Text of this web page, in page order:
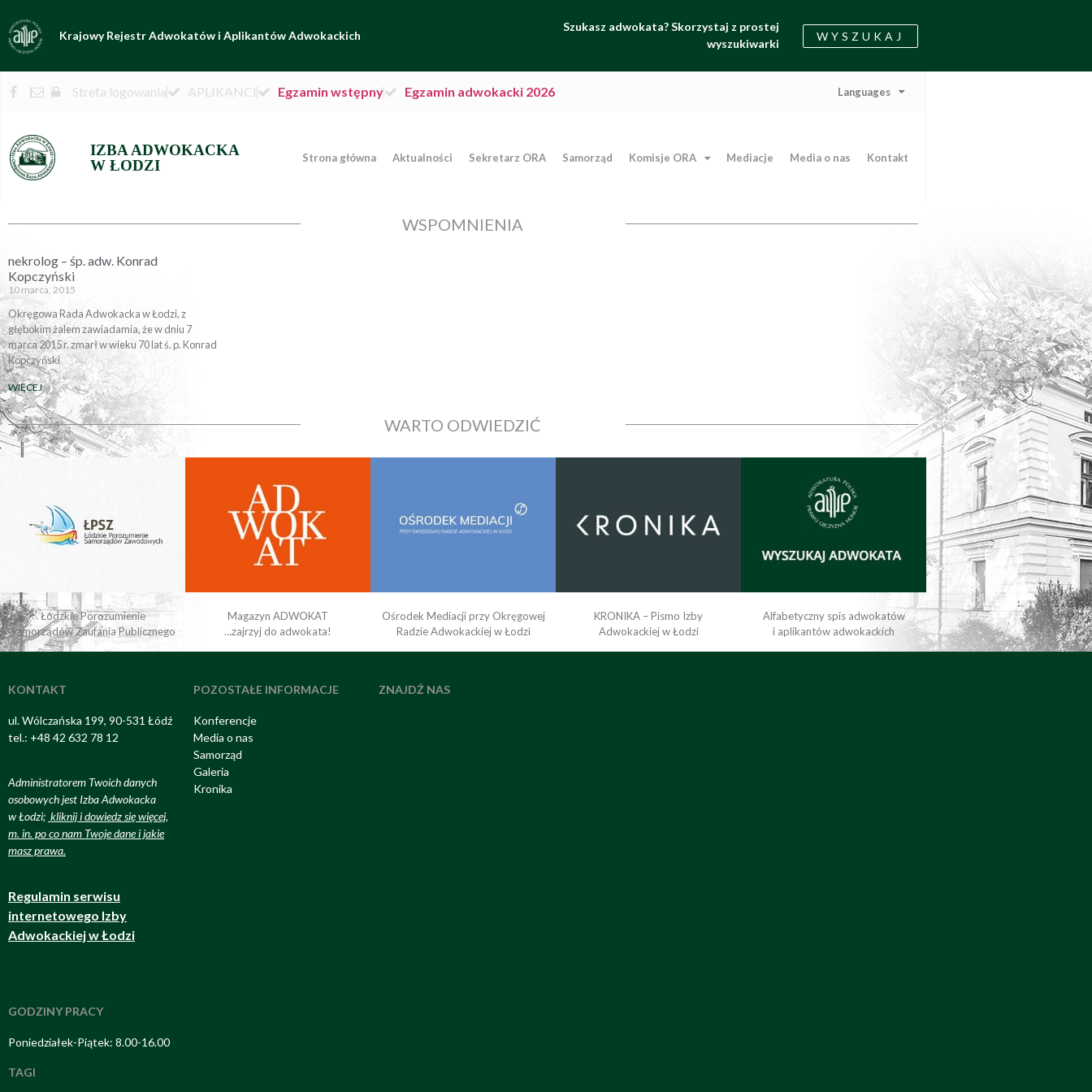
Krajowy Rejestr Adwokatów i Aplikantów Adwokackich
Szukasz adwokata? Skorzystaj z prostej
wyszukiwarki
WYSZUKAJ
Strefa logowania APLIKANCI Egzamin wstępny Egzamin adwokacki 2026 Languages
IZBA ADWOKACKA
W ŁODZI
Strona główna Aktualności Sekretarz ORA Samorząd Komisje ORA Mediacje Media o nas Kontakt
WSPOMNIENIA
nekrolog – śp. adw. Konrad
Kopczyński
10 marca, 2015
Okręgowa Rada Adwokacka w Łodzi, z
głębokim żalem zawiadamia, że w dniu 7
marca 2015 r. zmarł w wieku 70 lat ś. p. Konrad
Kopczyński
WIĘCEJ
WARTO ODWIEDZIĆ
Łódzkie Porozumienie
Samorządów Zaufania Publicznego
Magazyn ADWOKAT
…zajrzyj do adwokata!
Ośrodek Mediacji przy Okręgowej
Radzie Adwokackiej w Łodzi
KRONIKA – Pismo Izby
Adwokackiej w Łodzi
Alfabetyczny spis adwokatów
i aplikantów adwokackich
KONTAKT
ul. Wólczańska 199, 90-531 Łódź
tel.: +48 42 632 78 12
Administratorem Twoich danych
osobowych jest Izba Adwokacka
w Łodzi; kliknij i dowiedz się więcej,
m. in. po co nam Twoje dane i jakie
masz prawa.
Regulamin serwisu
internetowego Izby
Adwokackiej w Łodzi
GODZINY PRACY
Poniedziałek-Piątek: 8.00-16.00
POZOSTAŁE INFORMACJE
Konferencje
Media o nas
Samorząd
Galeria
Kronika
ZNAJDŹ NAS
TAGI